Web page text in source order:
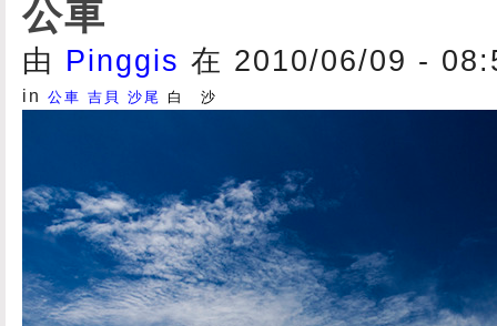
公車
由 Pinggis 在 2010/06/09 -
in 公車 吉貝 沙尾 白 沙